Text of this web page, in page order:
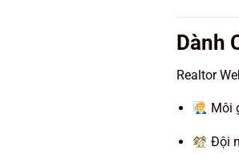
Dành
Realtor
Môi
Đội